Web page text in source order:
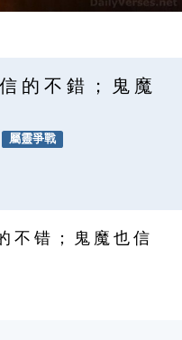
的 不 錯 ； 鬼 魔
屬靈爭戰
不 错 ； 鬼 魔 也 信